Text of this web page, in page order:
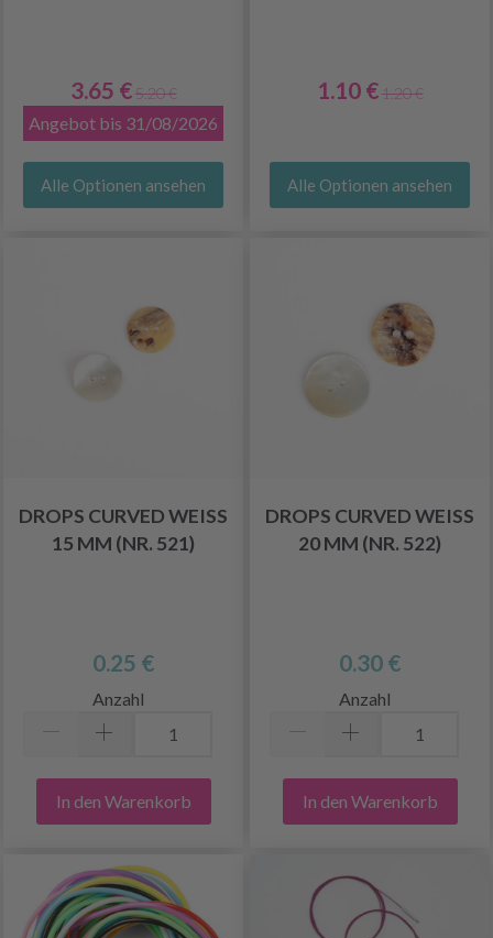
3.65 € 5.20 €
Angebot bis 31/08/2026
Alle Optionen ansehen
1.10 € 1.20 €
Alle Optionen ansehen
DROPS CURVED WEISS 1
5 MM (NR. 521)
0.25 €
Anzahl
In den Warenkorb
DROPS CURVED WEISS 2
0 MM (NR. 522)
0.30 €
Anzahl
In den Warenkorb